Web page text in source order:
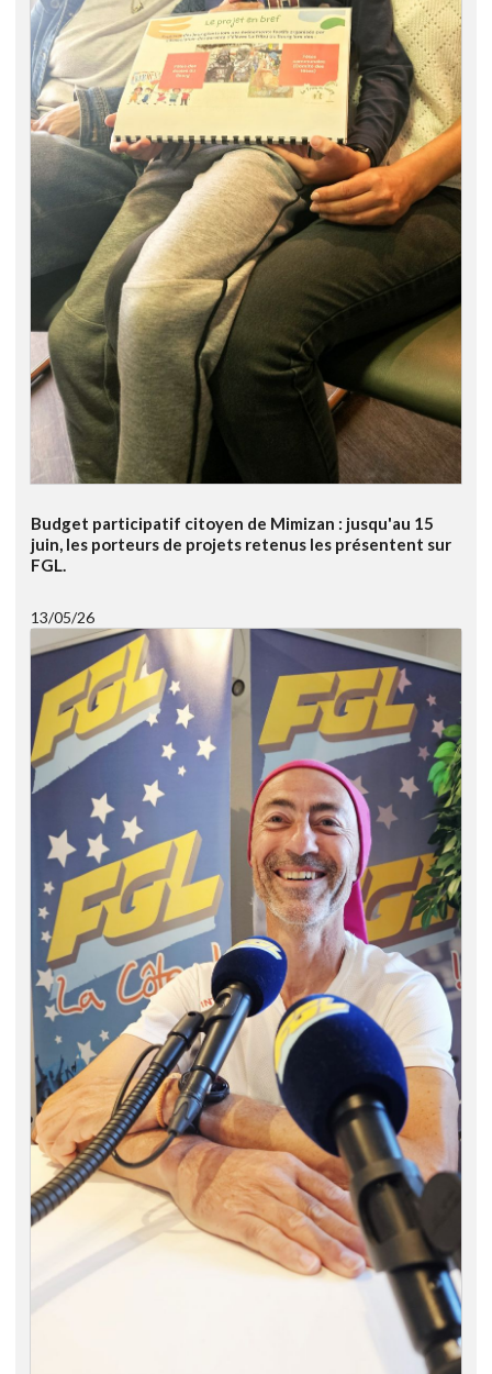
Budget participatif citoyen de Mimizan : jusqu'au 15
juin, les porteurs de projets retenus les présentent sur
FGL.
13/05/26